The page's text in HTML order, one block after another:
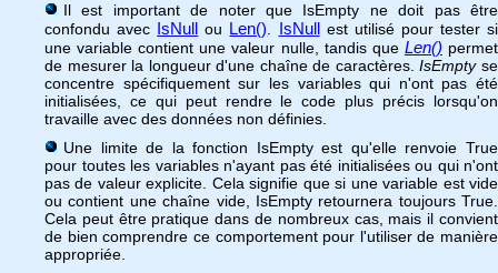
Il est important de noter que IsEmpty ne doit pas être
confondu avec IsNull ou Len() IsNull est utilisé pour tester si
une variable contient une valeur nulle, tandis que Len() permet
de mesurer la longueur d'une chaîne de caractères.IsEmptyse
concentre spécifiquement sur les variables qui n'ont pas été
initialisées, ce qui peut rendre le code plus précis lorsqu'on
travaille avec des données non définies.
Une limite de la fonction IsEmpty est qu'elle renvoie True
pour toutes les variables n'ayant pas été initialisées ou qui n'ont
pas de valeur explicite. Cela signifie que si une variable est vide
ou contient une chaîne vide, IsEmpty retournera toujours True.
Cela peut être pratique dans de nombreux cas, mais il convient
de bien comprendre ce comportement pour l'utiliser de manière
appropriée.